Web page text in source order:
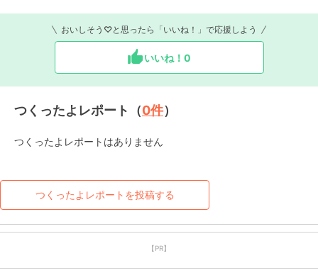
おいしそう♡と思ったら「いいね！」で応援しよう
いいね！ 0
つくったよレポート（0件）
つくったよレポートはありません
つくったよレポートを投稿する
【PR】